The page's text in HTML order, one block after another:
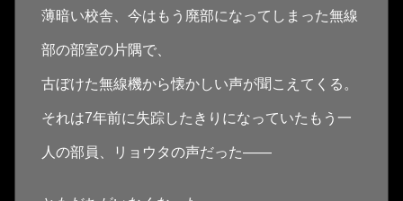
薄暗い校舎、今はもう廃部になってしまった無線
部の部室の片隅で、
古ぼけた無線機から懐かしい声が聞こえてくる。
それは7年前に失踪したきりになっていたもう一
人の部員、リョウタの声だった――